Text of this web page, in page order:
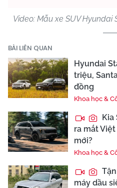
Video: Mẫu xe SUV Hyundai
BÀI LIÊN QUAN
Hyundai
triệu,
đồng
Khoa học &
Kia
ra mắt
mới?
Khoa học &
máy dầu